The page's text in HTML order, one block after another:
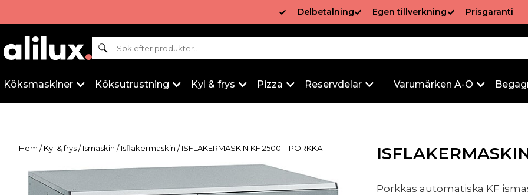
Delbetalning Egen tillverkning Prisgaranti
Sök
Köksmaskiner Köksutrustning Kyl & frys Pizza Reservdelar Varumärken A-Ö
Hem /Kyl & frys/Ismaskin /Isflakermaskin / ISFLAKERMASKIN KF 2500 – PORKKA
Porkkas automatiska KF